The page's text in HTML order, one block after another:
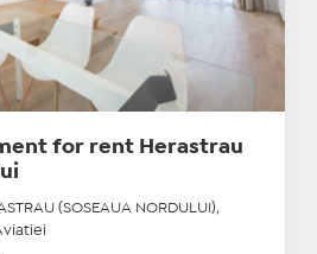
for rent Herastrau
(SOSEAUA NORDULUI),